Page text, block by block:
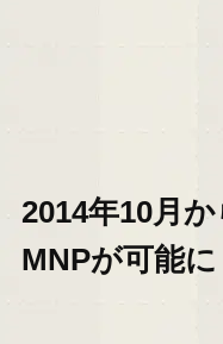
2014年10月
MNPが可能に